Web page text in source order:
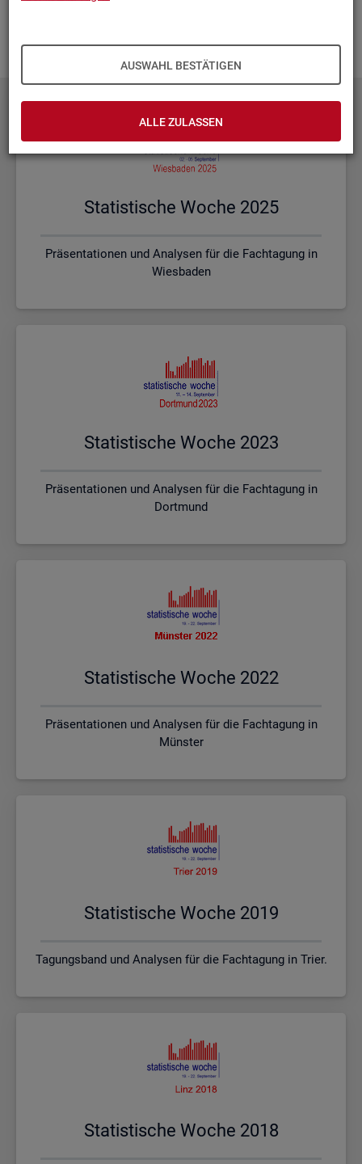
AUSWAHL BESTÄTIGEN
ALLE ZULASSEN
Sta­tis­ti­sche Woche 2025
Präsentationen und Analysen für die Fachtagung in
Wiesbaden
Sta­tis­ti­sche Woche 2023
Präsentationen und Analysen für die Fachtagung in
Dortmund
Sta­tis­ti­sche Woche 2022
Präsentationen und Analysen für die Fachtagung in
Münster
Sta­tis­ti­sche Woche 2019
Tagungsband und Analysen für die Fachtagung in Trier.
Sta­tis­ti­sche Woche 2018